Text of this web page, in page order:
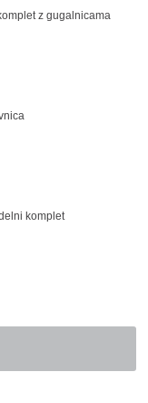
z gugalnicama
komplet